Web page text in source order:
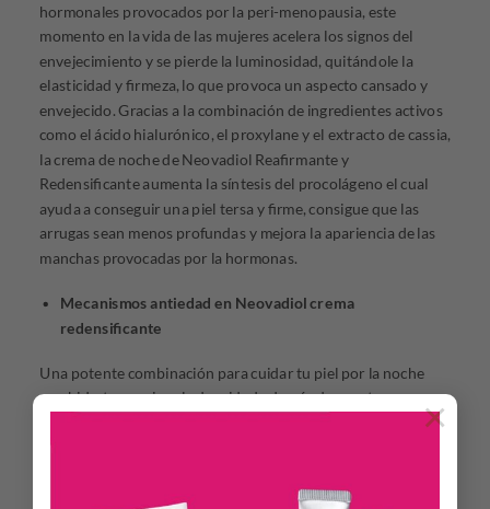
×
hormonales provocados por la peri-menopausia, este
momento en la vida de las mujeres acelera los signos del
envejecimiento y se pierde la luminosidad, quitándole la
elasticidad y firmeza, lo que provoca un aspecto cansado y
envejecido. Gracias a la combinación de ingredientes activos
como el ácido hialurónico, el proxylane y el extracto de cassia,
la crema de noche de Neovadiol Reafirmante y
Redensificante aumenta la síntesis del procolágeno el cual
ayuda a conseguir una piel tersa y firme, consigue que las
arrugas sean menos profundas y mejora la apariencia de las
manchas provocadas por la hormonas.
Mecanismos antiedad en Neovadiol crema
redensificante
Una potente combinación para cuidar tu piel por la noche
que hidrata y mejora la densidad además de aportar
Protege tu piel con antioxidantes que promueven la